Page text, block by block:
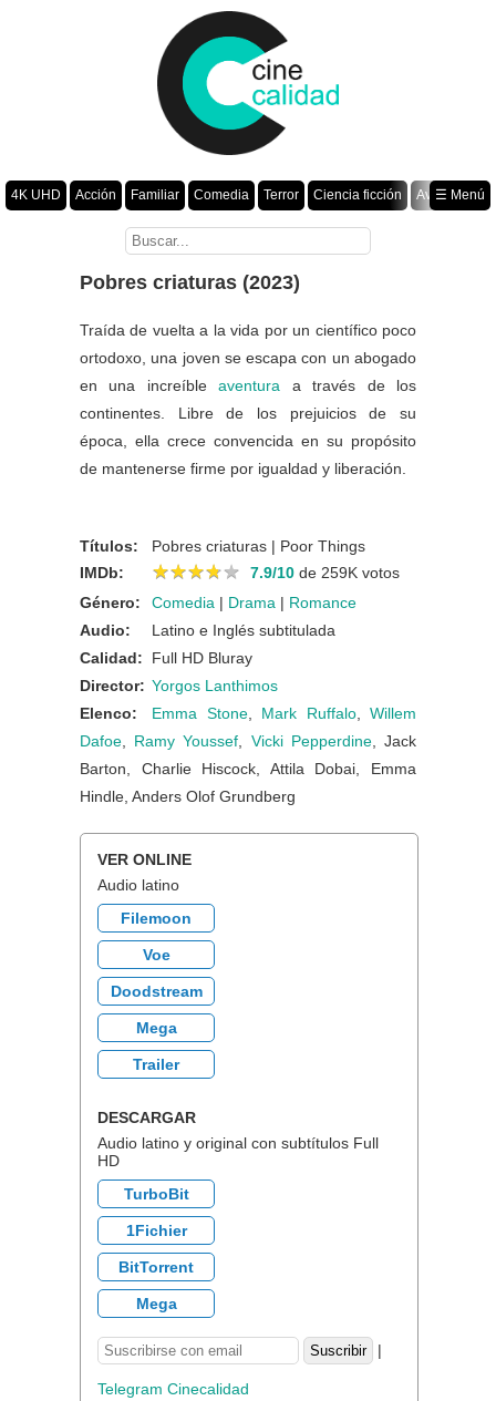
4K UHD Acción Familiar Comedia Terror Ciencia ficción
Aventura
Romance Fantasía Drama Animación Crimen
☰ Menú
Pobres criaturas (2023)
Traída de vuelta a la vida por un científico poco
ortodoxo, una joven se escapa con un abogado
en una increíbleaventura a través de los
continentes. Libre de los prejuicios de su
época, ella crece convencida en su propósito
de mantenerse firme por igualdad y liberación.
Títulos:
Pobres criaturas | Poor Things
IMDb:
★★★★★
★★★★★ 7.9/10 de 259K votos
Género:
Comedia | Drama | Romance
Audio:
Latino e Inglés subtitulada
Calidad:
Full HD Bluray
Director: Yorgos Lanthimos
Elenco:
Emma Stone, Mark Ruffalo, Willem
Dafoe
Ramy Youssef Vicki Pepperdine, Jack
Barton, Charlie Hiscock, Attila Dobai, Emma
Hindle, Anders Olof Grundberg
VER ONLINE
Audio latino
Filemoon
Voe
Doodstream
Mega
Trailer
DESCARGAR
Audio latino y original con subtítulos Full
HD
TurboBit
1Fichier
BitTorrent
Mega
|
Telegram Cinecalidad